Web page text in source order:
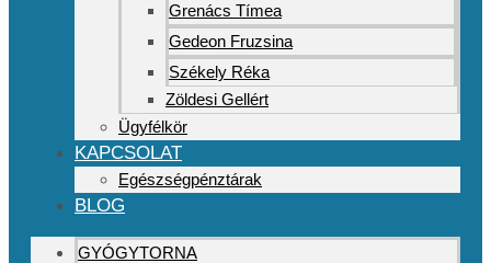
Grenács Tímea
Gedeon Fruzsina
Székely Réka
Zöldesi Gellért
Ügyfélkör
KAPCSOLAT
Egészségpénztárak
BLOG
GYÓGYTORNA